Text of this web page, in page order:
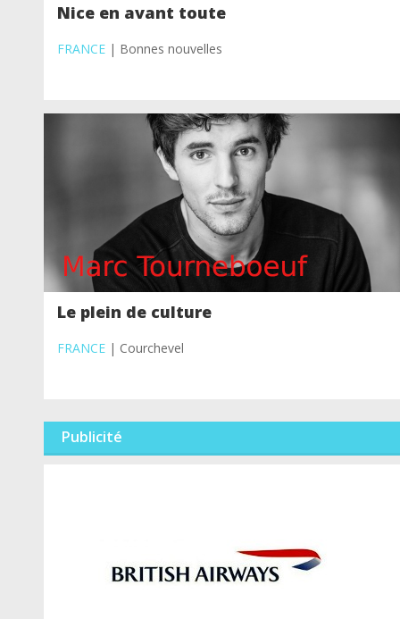
Nice en avant toute
FRANCE| Bonnes nouvelles
Le plein de culture
FRANCE| Courchevel
Publicité